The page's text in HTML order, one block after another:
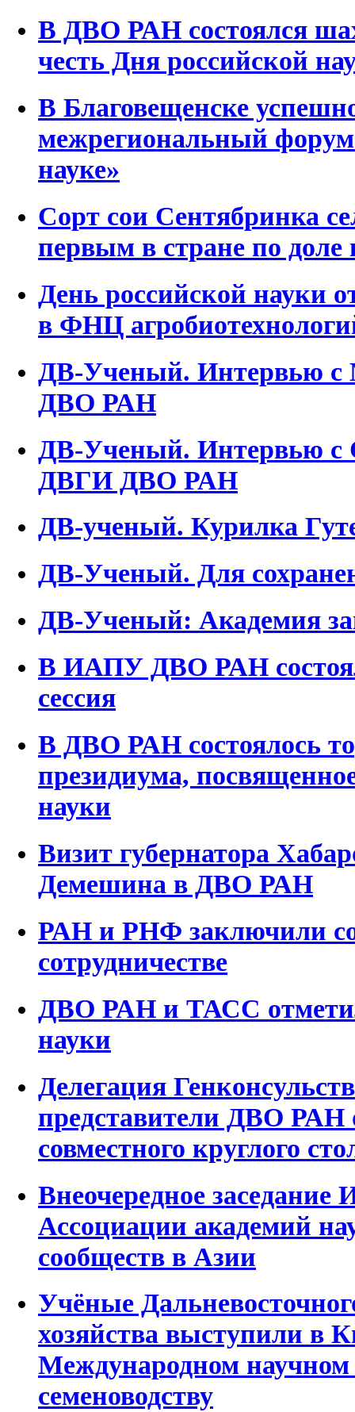
В ДВО РАН состоялся
честь Дня российской
В Благовещенске
межрегиональный
науке»
Сорт сои Сентябринка
первым в стране по доле
День российской науки
в ФНЦ
ДВ-Ученый. Интервью с
ДВО РАН
ДВ-Ученый. Интервью с
ДВГИ ДВО РАН
ДВ-ученый. Курилка
ДВ-Ученый. Для
ДВ-Ученый: Академия
В ИАПУ ДВО РАН
сессия
В ДВО РАН состоялось
президиума,
науки
Визит губернатора
Демешина в ДВО РАН
РАН и РНФ заключили
сотрудничестве
ДВО РАН и ТАСС
науки
Делегация
представители ДВО РАН
совместного круглого
Внеочередное заседание
Ассоциации академий
сообществ в Азии
Учёные
хозяйства выступили в
Международном
семеноводству